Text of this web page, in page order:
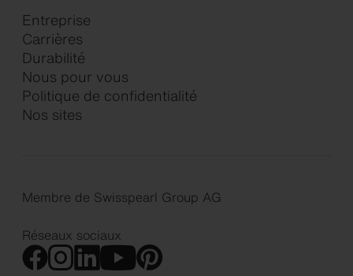
Entreprise
Carrières
Durabilité
Nous pour vous
Politique de confidentialité
Nos sites
Membre de Swisspearl Group AG
Réseaux sociaux